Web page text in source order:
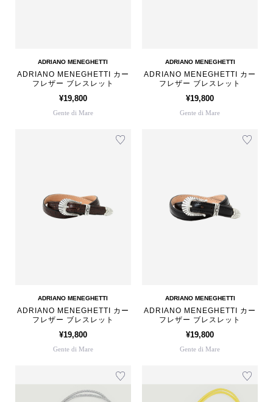
ADRIANO MENEGHETTI
ADRIANO MENEGHETTI カー
フレザー ブレスレット
¥19,800
Gente di Mare
ADRIANO MENEGHETTI
ADRIANO MENEGHETTI カー
フレザー ブレスレット
¥19,800
Gente di Mare
ADRIANO MENEGHETTI
ADRIANO MENEGHETTI カー
フレザー ブレスレット
¥19,800
Gente di Mare
ADRIANO MENEGHETTI
ADRIANO MENEGHETTI カー
フレザー ブレスレット
¥19,800
Gente di Mare